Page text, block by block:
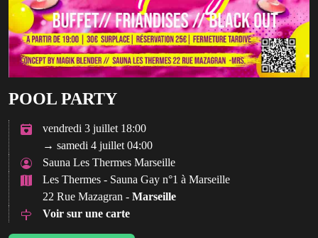
POOL PARTY
vendredi 3 juillet 18:00
→ samedi 4 juillet 04:00
Sauna Les Thermes Marseille
Les Thermes - Sauna Gay n°1 à Marseille
22 Rue Mazagran - Marseille
Voir sur une carte